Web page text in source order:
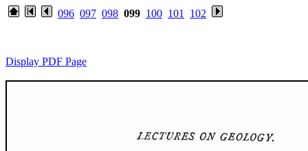
096 097 098 099 100 101 102
Display PDF Page